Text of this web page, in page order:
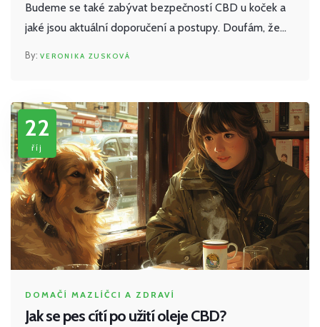
Budeme se také zabývat bezpečností CBD u koček a
jaké jsou aktuální doporučení a postupy. Doufám, že
VERONIKA ZUSKOVÁ
22
říj
DOMAČÍ MAZLÍČCI A ZDRAVÍ
Jak se pes cítí po užití oleje CBD?